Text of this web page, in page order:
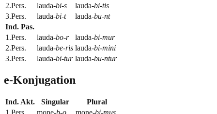
2.Pers.
lauda-bi-s lauda-bi-tis
3.Pers.
lauda-bi-t lauda-bu-nt
Ind. Pas.
1.Pers.
lauda-bo-r lauda-bi-mur
2.Pers.
lauda-be-ris lauda-bi-mini
3.Pers.
lauda-bi-tur lauda-bu-ntur
e-Konjugation
Ind. Akt. Singular
Plural